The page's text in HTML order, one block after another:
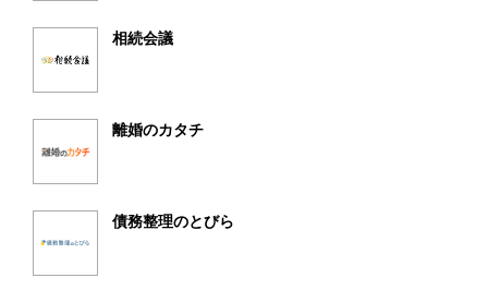
相続会議
離婚のカタチ
債務整理のとびら